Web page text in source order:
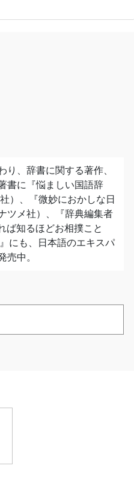
、辞書に関する著作、
書に『悩ましい国語辞
）、『微妙におかしな日
ツメ社）、『辞典編集者
知るほどお相撲こと
にも、日本語のエキスパ
売中。